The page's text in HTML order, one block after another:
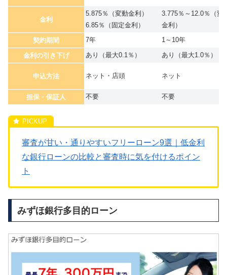
金利
5.875％（変動金利）
6.85％（固定金利）
3.775％～12.0％（変
金利）
契約期間
7年 1～10年
金利の引き下げ あり（最大0.1％） あり（最大1.0％）
申込方法 ネット・店頭 ネット
担保・保証人 不要 不要
審査が甘い・通りやすいフリーローン9選｜低金利
な銀行ローンの比較と審査時に気を付けるポイン
ト
みずほ銀行多目的ローン